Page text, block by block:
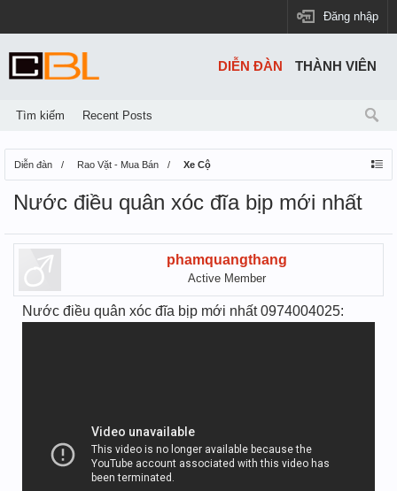
Đăng nhập
Diễn đàn Rao Vặt - Mua Bán Xe Cộ
Nước điều quân xóc đĩa bịp mới nhất
phamquangthang
Active Member
Nước điều quân xóc đĩa bịp mới nhất 0974004025:
DIỄN ĐÀN
Tìm kiếm Recent Posts
THÀNH VIÊN